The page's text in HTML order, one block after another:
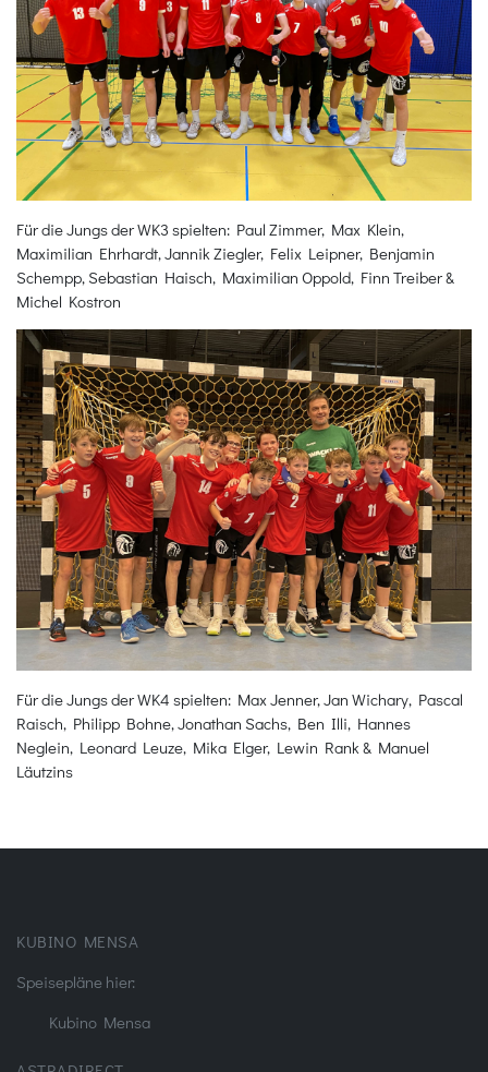
Für die Jungs der WK3 spielten: Paul Zimmer, Max Klein,
Maximilian Ehrhardt, Jannik Ziegler, Felix Leipner, Benjamin
Schempp, Sebastian Haisch, Maximilian Oppold, Finn Treiber &
Michel Kostron
Für die Jungs der WK4 spielten: Max Jenner, Jan Wichary, Pascal
Raisch, Philipp Bohne, Jonathan Sachs, Ben Illi, Hannes
Neglein, Leonard Leuze, Mika Elger, Lewin Rank & Manuel
Läutzins
KUBINO MENSA
Speisepläne hier:
Kubino Mensa